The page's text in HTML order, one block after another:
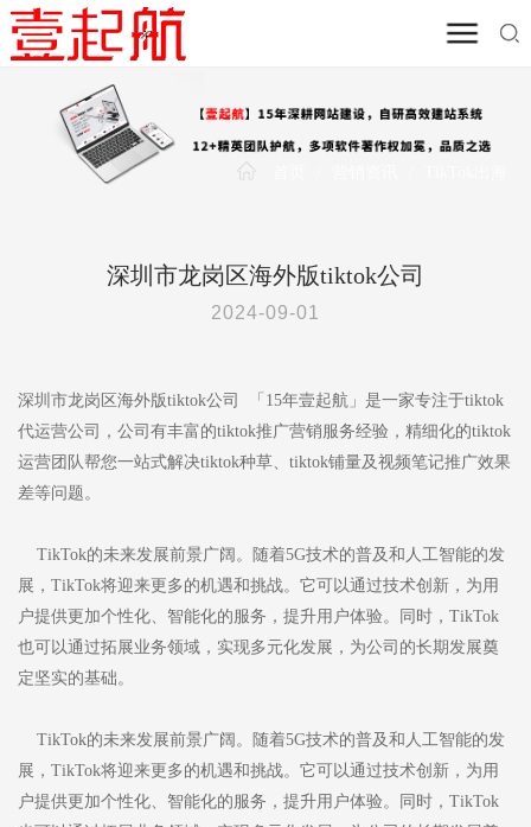
深圳市龙岗区海外版tiktok公司
2024-09-01
深圳市龙岗区海外版tiktok公司 「15年壹起航」是一家专注于tiktok
代运营公司，公司有丰富的tiktok推广营销服务经验，精细化的tiktok
运营团队帮您一站式解决tiktok种草、tiktok铺量及视频笔记推广效果
差等问题。
TikTok的未来发展前景广阔。随着5G技术的普及和人工智能的发
展，TikTok将迎来更多的机遇和挑战。它可以通过技术创新，为用
户提供更加个性化、智能化的服务，提升用户体验。同时，TikTok
也可以通过拓展业务领域，实现多元化发展，为公司的长期发展奠
定坚实的基础。
TikTok的未来发展前景广阔。随着5G技术的普及和人工智能的发
展，TikTok将迎来更多的机遇和挑战。它可以通过技术创新，为用
户提供更加个性化、智能化的服务，提升用户体验。同时，TikTok